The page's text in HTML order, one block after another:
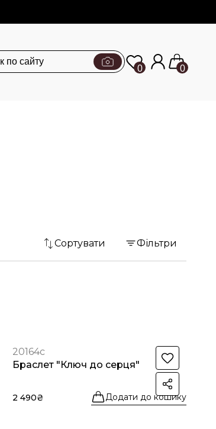
0 0
Сортувати Фільтри
20164с
Браслет "Ключ до серця"
2 490₴ Додати до кошику